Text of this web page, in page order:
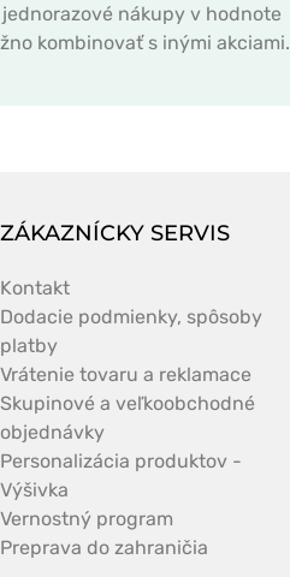
nákupy v hodnote
kombinovať s inými akciami.
ZÁKAZNÍCKY SERVIS
Kontakt
Dodacie podmienky, spôsoby
platby
Vrátenie tovaru a reklamace
Skupinové a veľkoobchodné
objednávky
Personalizácia produktov -
Výšivka
Vernostný program
Preprava do zahraničia